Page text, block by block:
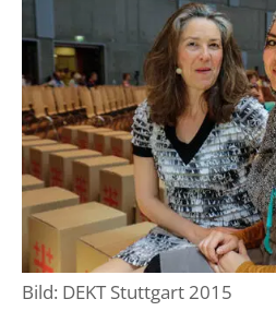
Bild: DEKT Stuttgart 2015